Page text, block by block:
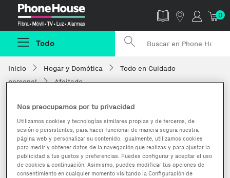
0
Todo
Inicio Hogar y Domótica
Todo en Cuidado
personal
Afeitado
Nos preocupamos por tu privacidad
Utilizamos cookies y tecnologías similares propias y de terceros, de
sesión o persistentes, para hacer funcionar de manera segura nuestra
página web y personalizar su contenido. Igualmente, utilizamos cookies
para medir y obtener datos de la navegación que realizas y para ajustar la
publicidad a tus gustos y preferencias. Puedes configurar y aceptar el uso
de cookies a continuación. Asimismo, puedes modificar tus opciones de
consentimiento en cualquier momento visitando la Configuración de